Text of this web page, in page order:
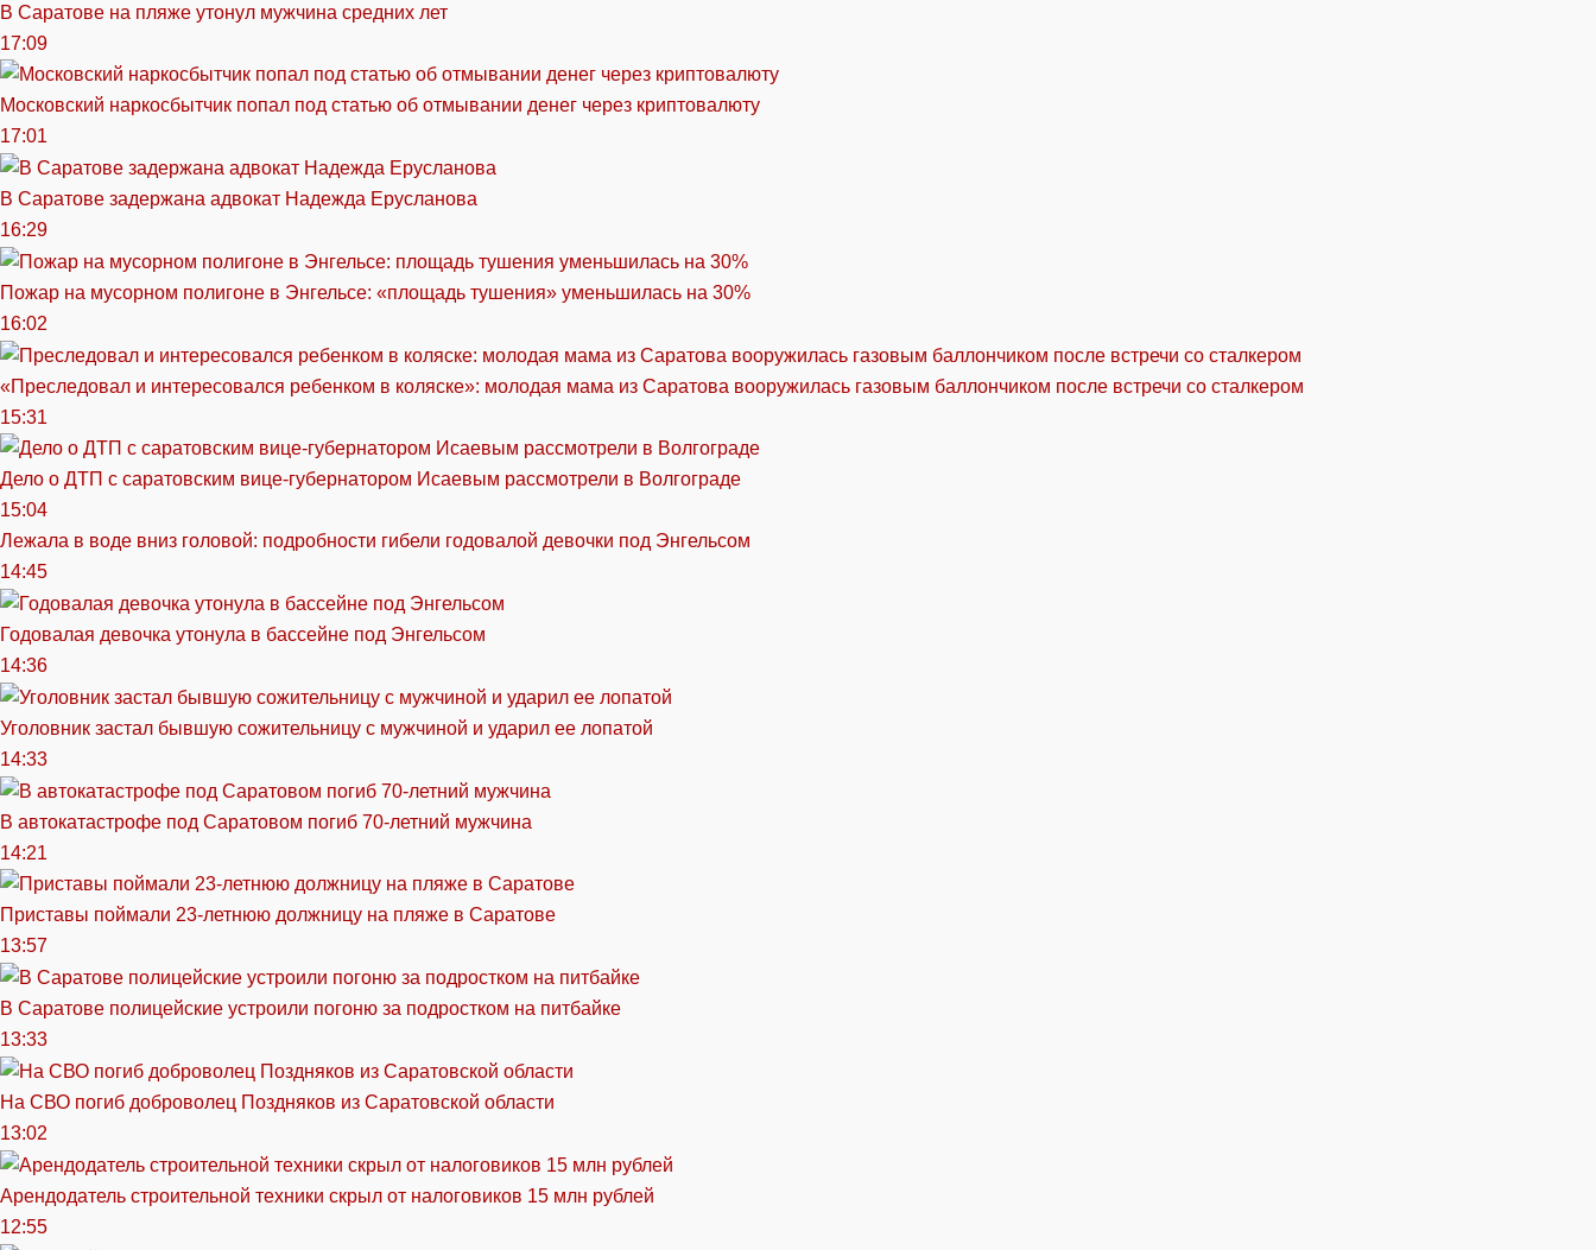
В Саратове на пляже утонул мужчина средних лет
17:09
Московский наркосбытчик попал под статью об отмывании денег через криптовалюту
17:01
В Саратове задержана адвокат Надежда Ерусланова
16:29
Пожар на мусорном полигоне в Энгельсе: «площадь тушения» уменьшилась на 30%
16:02
«Преследовал и интересовался ребенком в коляске»: молодая мама из Саратова вооружилась газовым баллончиком после встречи со сталкером
15:31
Дело о ДТП с саратовским вице-губернатором Исаевым рассмотрели в Волгограде
15:04
Лежала в воде вниз головой: подробности гибели годовалой девочки под Энгельсом
14:45
Годовалая девочка утонула в бассейне под Энгельсом
14:36
Уголовник застал бывшую сожительницу с мужчиной и ударил ее лопатой
14:33
В автокатастрофе под Саратовом погиб 70-летний мужчина
14:21
Приставы поймали 23-летнюю должницу на пляже в Саратове
13:57
В Саратове полицейские устроили погоню за подростком на питбайке
13:33
На СВО погиб доброволец Поздняков из Саратовской области
13:02
Арендодатель строительной техники скрыл от налоговиков 15 млн рублей
12:55